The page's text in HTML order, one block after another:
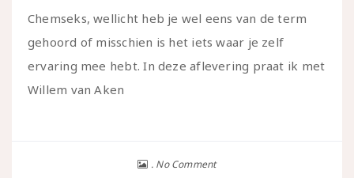
Chemseks, wellicht heb je wel eens van de term
gehoord of misschien is het iets waar je zelf
ervaring mee hebt. In deze aflevering praat ik met
Willem van Aken
No Comment